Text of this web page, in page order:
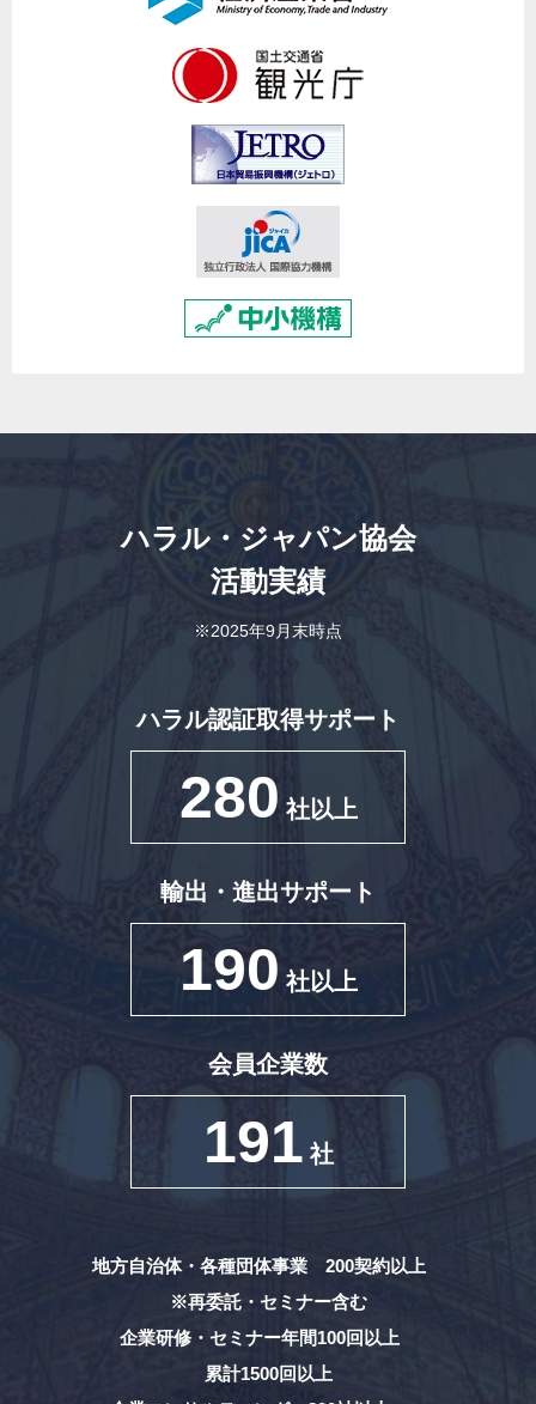
ハラル・ジャパン協会
活動実績
※2025年9月末時点
ハラル認証取得サポート
280 社以上
輸出・進出サポート
190 社以上
会員企業数
191 社
地方自治体・各種団体事業 200契約以上
※再委託・セミナー含む
企業研修・セミナー年間100回以上
累計1500回以上